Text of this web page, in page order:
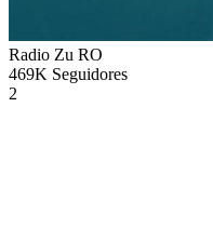
Radio Zu RO
469K Seguidores
2